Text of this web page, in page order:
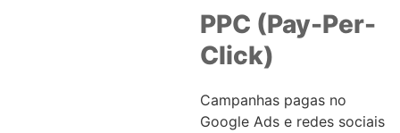
PPC (Pay-Per-
Click)
Campanhas pagas no
Google Ads e redes sociais